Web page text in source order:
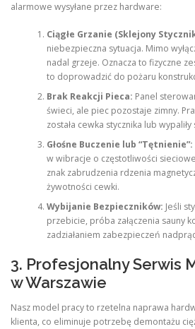
alarmowe wysyłane przez hardware:
Ciągłe Grzanie (Sklejony
niebezpieczna sytuacja. Mimo
nadal grzeje. Oznacza to fizyczne
to doprowadzić do pożaru
Brak Reakcji Pieca: Panel
świeci, ale piec pozostaje zimny.
została cewka stycznika lub wypaliły
Głośne Buczenie lub “Tętnienie”:
w wibracje o częstotliwości
znak zabrudzenia rdzenia
żywotności cewki.
Wybijanie Bezpieczników: Jeśli
przebicie, próba załączenia sauny
zadziałaniem zabezpieczeń
3. Profesjonalny Serwis
w Warszawie
Nasz model pracy to rzetelna naprawa
klienta, co eliminuje potrzebę demontażu